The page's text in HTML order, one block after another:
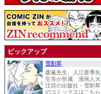
ピックアップ
雪割草
森薫先生、入江亜季先
生等が所属、漫画人大
注目の出版社・雪割草
のコミックスはこちら